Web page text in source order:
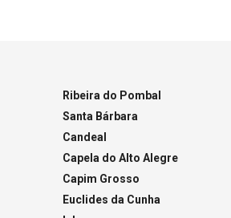
Ribeira do Pombal
Santa Bárbara
Candeal
Capela do Alto Alegre
Capim Grosso
Euclides da Cunha